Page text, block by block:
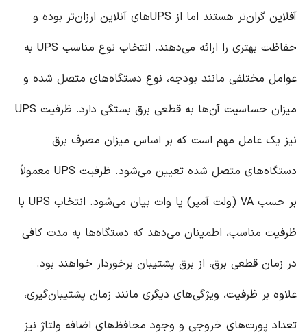
آفلاین گران‌تر هستند اما از UPS‌های آنلاین ارزان‌تر بوده و
حفاظت بهتری را ارائه می‌دهند. انتخاب نوع مناسب UPS به
عوامل مختلفی مانند بودجه، نوع دستگاه‌های متصل شده و
میزان حساسیت آن‌ها به قطعی برق بستگی دارد. ظرفیت UPS
نیز یک عامل مهم است که بر اساس میزان مصرف برق
دستگاه‌های متصل شده تعیین می‌شود. ظرفیت UPS معمولاً
بر حسب VA (ولت آمپر) یا وات بیان می‌شود. انتخاب UPS با
ظرفیت مناسب، اطمینان می‌دهد که دستگاه‌ها به مدت کافی
در زمان قطعی برق، از برق پشتیبان برخوردار خواهند بود.
علاوه بر ظرفیت، ویژگی‌های دیگری مانند زمان پشتیبان‌گیری،
تعداد پورت‌های خروجی و وجود محافظ‌های اضافه ولتاژ نیز